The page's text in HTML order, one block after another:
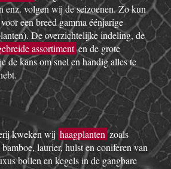
enz. volgen wij de seizoenen. Zo kun
een breed gamma éénjarige
De overzichtelijke indeling, de
assortimenten de grote
de kans om snel en handig alles te
kweken wij haagplantenzoals
laurier, hulst en coniferen van
bollen en kegels in de gangbare